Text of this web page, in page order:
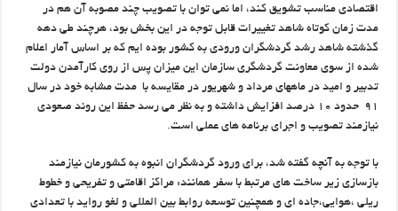
اقتصادی مناسب تشویق کند، اما نمی توان با تصویب چند مصوبه آن هم در
مدت زمان کوتاه شاهد تغییرات قابل توجه در این بخش بود، هرچند طی دهه
گذشته شاهد رشد گردشگران ورودی به کشور بوده ایم که بر اساس آمار اعلام
شده از سوی معاونت گردشگری سازمان این میزان پس از روی کارآمدن دولت
تدبیر و امید در ماههای مرداد و شهریور در مقایسه با مدت مشابه خود در سال
۹۱ حدود ۱۰ درصد افزایش داشته و به نظر می رسد حفظ این روند صعودی
نیازمند تصویب و اجرای برنامه های عملی است.
با توجه به آنچه گفته شد، برای ورود گردشگران انبوه به کشورمان نیازمند
بازسازی زیر ساخت های مرتبط با سفر همانند: مراکز اقامتی و تفریحی و خطوط
ریلی ،هوایی،جاده ای و همچنین توسعه روابط بین المللی و لغو رواید با تعدادی